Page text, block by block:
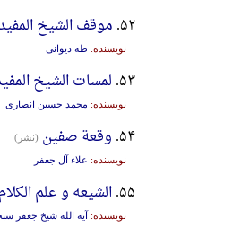
۵۲. موقف الشیخ
نویسنده: طه دیوانی
۵۳. لمسات الشیخ
نویسنده: محمد حسین انصاری
۵۴. وقعة صفین (نشر)
نویسنده: علاء آل جعفر
۵۵. الشیعه و علم
نویسنده: آیة الله شیخ جعفر